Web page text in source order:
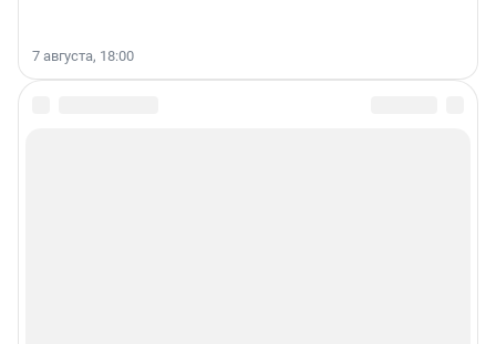
7 августа, 18:00